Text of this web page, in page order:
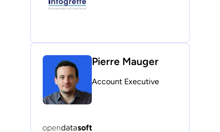
Pierre Mauger
Account Executive